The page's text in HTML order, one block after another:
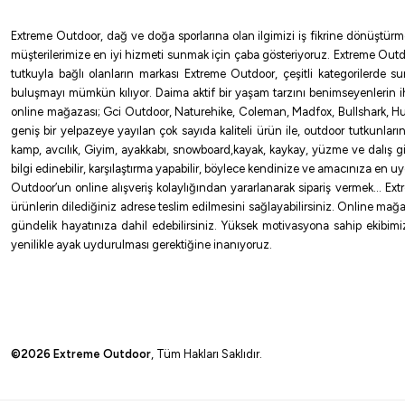
Shimano
Shimano Ultegra Surf (J) Tubular 450cm 250gr 3 Parça Surf Olta
21.133,00₺
Havale ile 20.076,35 ₺
Extreme Outdoor, dağ ve doğa sporlarına olan ilgimizi iş fikrine
müşterilerimize en iyi hizmeti sunmak için çaba gösteriyoruz. Extreme
tutkuyla bağlı olanların markası Extreme Outdoor, çeşitli
buluşmayı mümkün kılıyor. Daima aktif bir yaşam tarzını
online mağazası; Gci Outdoor, Naturehike, Coleman, Madfox, Bullshark,
geniş bir yelpazeye yayılan çok sayıda kaliteli ürün ile, outdoor
kamp, avcılık, Giyim, ayakkabı, snowboard,kayak, kaykay, yüzme ve
bilgi edinebilir, karşılaştırma yapabilir, böylece kendinize ve amacınıza
Outdoor’un online alışveriş kolaylığından yararlanarak sipariş vermek…
ürünlerin dilediğiniz adrese teslim edilmesini sağlayabilirsiniz. Online
gündelik hayatınıza dahil edebilirsiniz. Yüksek motivasyona sahip
yenilikle ayak uydurulması gerektiğine inanıyoruz.
©2026 Extreme Outdoor, Tüm Hakları Saklıdır.